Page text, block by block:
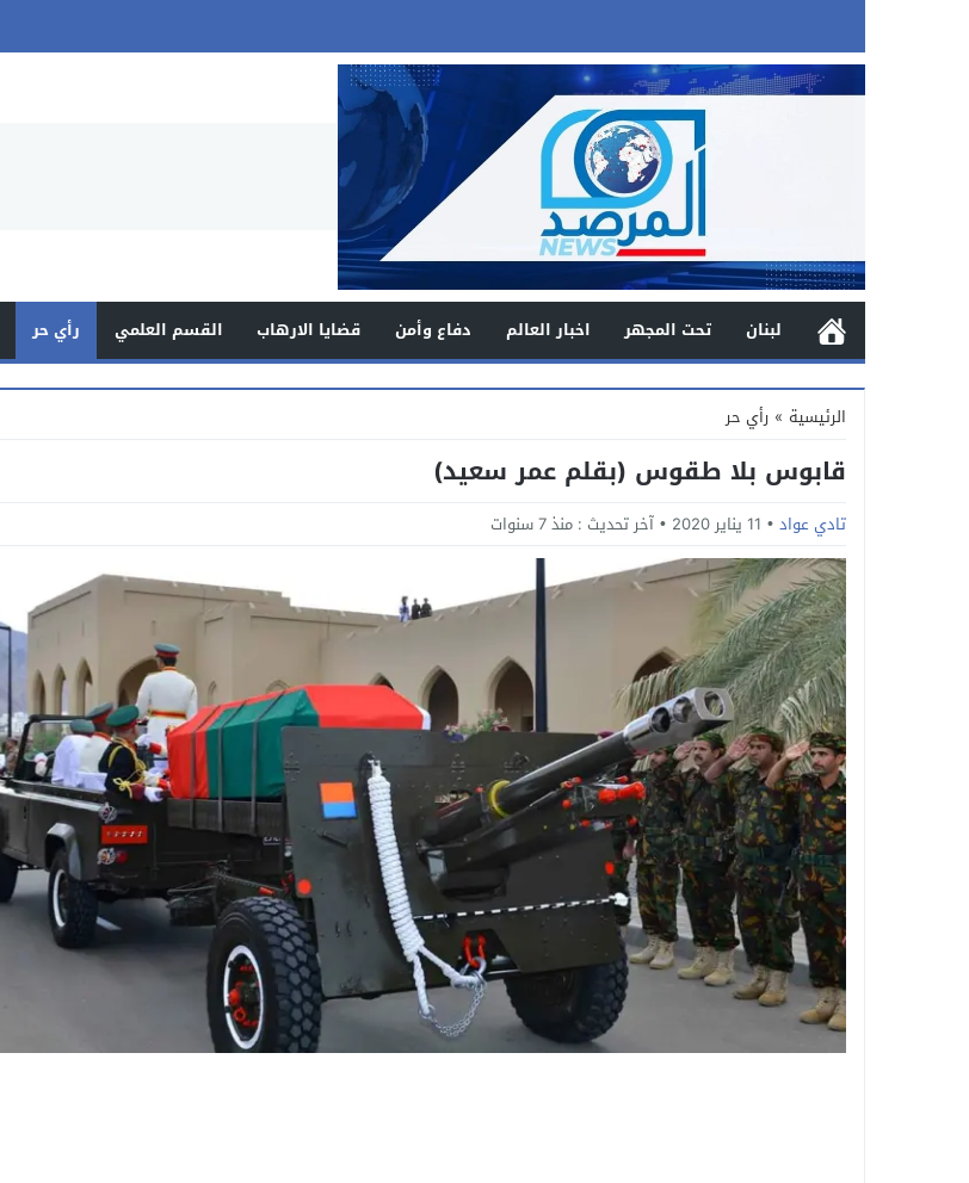
لبنان تحت المجهر اخبار العالم دفاع وأمن قضايا الارهاب القسم العلمي رأي حر
الرئيسية » رأي حر
قابوس بلا طقوس (بقلم عمر سعيد)
تادي عواد 11 يناير 2020 آخر تحديث : منذ 7 سنوات